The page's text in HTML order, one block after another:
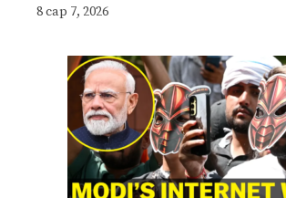
8 сар 7, 2026